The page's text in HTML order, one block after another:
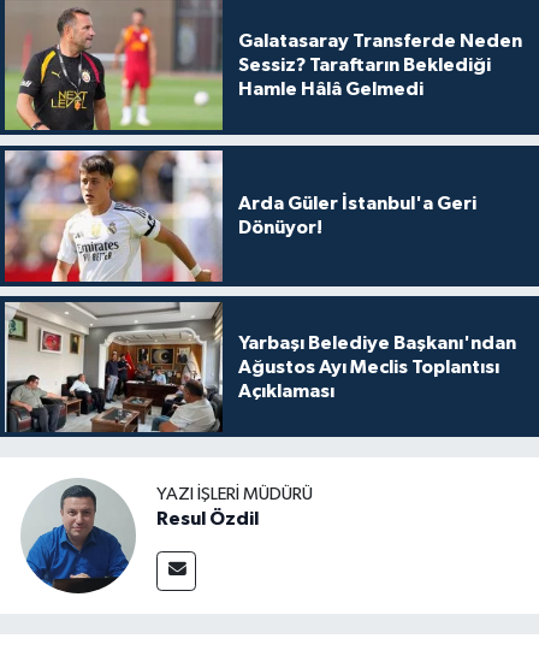
Galatasaray Transferde Neden
Sessiz? Taraftarın Beklediği
Hamle Hâlâ Gelmedi
Arda Güler İstanbul'a Geri
Dönüyor!
Yarbaşı Belediye Başkanı'ndan
Ağustos Ayı Meclis Toplantısı
Açıklaması
YAZI İŞLERI MÜDÜRÜ
Resul Özdil